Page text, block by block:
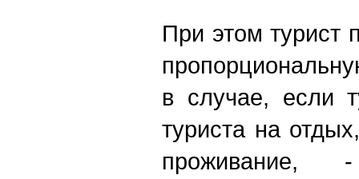
При этом турист
в случае, если
туриста на
проживание,